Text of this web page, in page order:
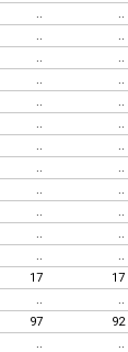
.. ..
.. ..
.. ..
.. ..
.. ..
.. ..
.. ..
.. ..
.. ..
.. ..
.. ..
.. ..
17 17
.. ..
97 92
.. ..